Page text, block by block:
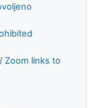
Zoom links to